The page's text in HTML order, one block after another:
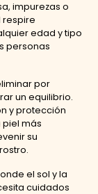
impurezas o
respire
edad y tipo
personas
por
un equilibrio.
y protección
piel más
su
el sol y la
cuidados